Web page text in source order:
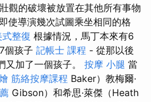
觀的破壞被放置在其他所有事物
即使導演幾次試圖乘坐相同的格
整復 根據情況，馬丁本來有6
個孩子 記帳士 課程 - 從那以後
又加了一個孩子。 按摩 小腿 當
筋絡按摩課程 Ba​​ker）教梅爾·
Gibson）和希思·萊傑（Heath